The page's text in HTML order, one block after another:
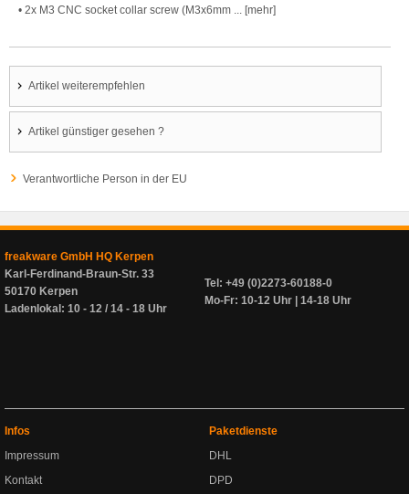
• 2x M3 CNC socket collar screw (M3x6mm ... [mehr]
Artikel weiterempfehlen
Artikel günstiger gesehen ?
Verantwortliche Person in der EU
freakware GmbH HQ Kerpen
Karl-Ferdinand-Braun-Str. 33
50170 Kerpen
Ladenlokal: 10 - 12 / 14 - 18 Uhr
Tel: +49 (0)2273-60188-0
Mo-Fr: 10-12 Uhr | 14-18 Uhr
Infos
Impressum
Kontakt
Paketdienste
DHL
DPD